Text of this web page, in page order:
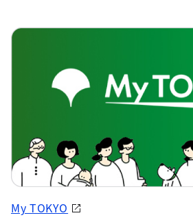
My TOKYO